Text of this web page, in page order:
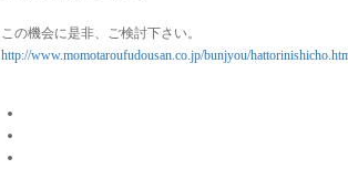
この機会に是非、ご検討下さい。
http://www.momotaroufudousan.co.jp/bunjyou/